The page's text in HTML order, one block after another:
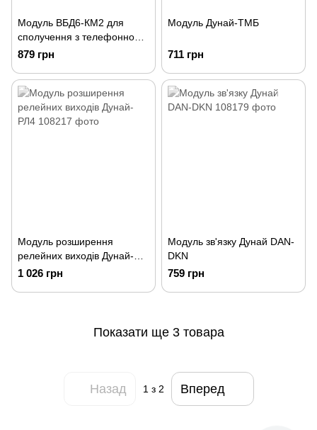
Модуль ВБД6-КМ2 для
сполучення з телефонною
лінією
879 грн
Модуль Дунай-ТМБ
711 грн
Модуль розширення
релейних виходів Дунай-
РЛ4
1 026 грн
Модуль зв'язку Дунай DAN-
DKN
759 грн
Показати ще 3 товара
Назад 1 з 2 Вперед